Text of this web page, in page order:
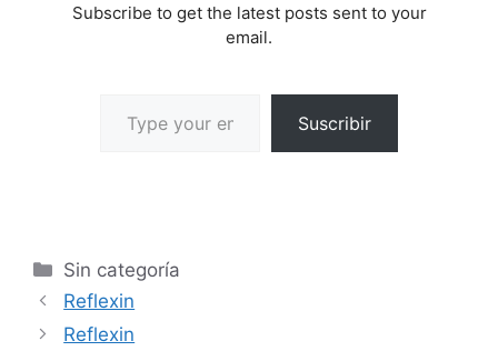
Subscribe to get the latest posts sent to your
email.
Suscribir
Sin categoría
Reflexin
Reflexin